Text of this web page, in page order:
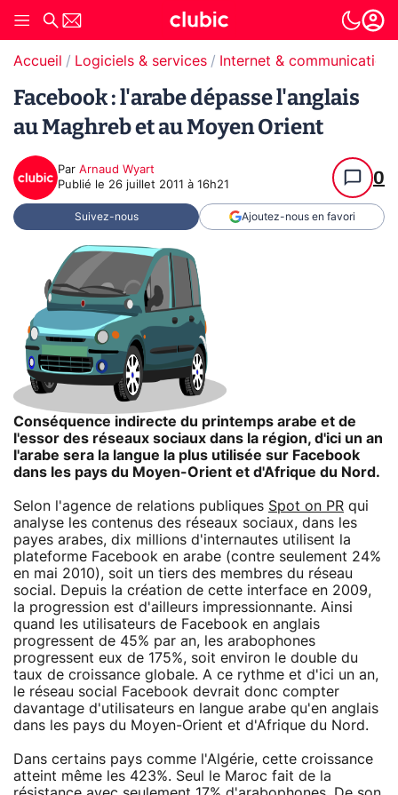
Accueil Logiciels & services Internet & communication
Facebook : l'arabe dépasse l'anglais
au Maghreb et au Moyen Orient
Par Arnaud Wyart
Publié le 26 juillet 2011 à 16h21 0
Suivez-nous Ajoutez-nous en favori
Conséquence indirecte du printemps arabe et de
l'essor des réseaux sociaux dans la région, d'ici un an
l'arabe sera la langue la plus utilisée sur Facebook
dans les pays du Moyen-Orient et d'Afrique du Nord.
Selon l'agence de relations publiques Spot on PR qui
analyse les contenus des réseaux sociaux, dans les
payes arabes, dix millions d'internautes utilisent la
plateforme Facebook en arabe (contre seulement 24%
en mai 2010), soit un tiers des membres du réseau
social. Depuis la création de cette interface en 2009,
la progression est d'ailleurs impressionnante. Ainsi
quand les utilisateurs de Facebook en anglais
progressent de 45% par an, les arabophones
progressent eux de 175%, soit environ le double du
taux de croissance globale. A ce rythme et d'ici un an,
le réseau social Facebook devrait donc compter
davantage d'utilisateurs en langue arabe qu'en anglais
dans les pays du Moyen-Orient et d'Afrique du Nord.
Dans certains pays comme l'Algérie, cette croissance
atteint même les 423%. Seul le Maroc fait de la